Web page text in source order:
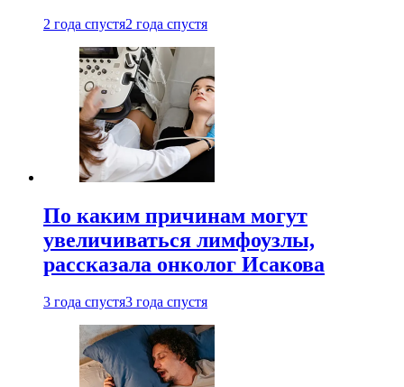
2 года спустя2 года спустя
По каким причинам могут
увеличиваться лимфоузлы,
рассказала онколог Исакова
3 года спустя3 года спустя